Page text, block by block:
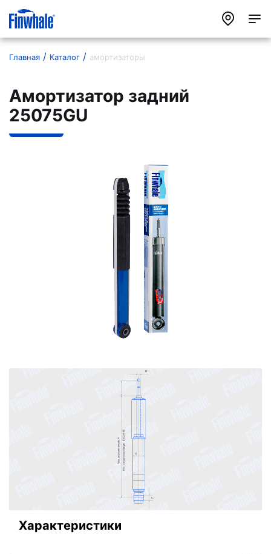
Главная Каталог амортизаторы
Амортизатор задний
25075GU
Характеристики